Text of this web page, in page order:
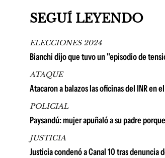
SEGUÍ LEYENDO
ELECCIONES 2024
Bianchi dijo que tuvo un "episodio de
ATAQUE
Atacaron a balazos las oficinas del INR en
POLICIAL
Paysandú: mujer apuñaló a su padre
JUSTICIA
Justicia condenó a Canal 10 tras denuncia